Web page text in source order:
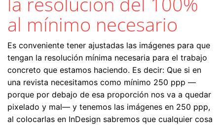
al mínimo necesario
Es conveniente tener ajustadas las imágenes para que
tengan la resolución mínima necesaria para el trabajo
concreto que estamos haciendo. Es decir: Que si en
una revista necesitamos como mínimo 250 ppp —
porque por debajo de esa proporción nos va a quedar
pixelado y mal— y tenemos las imágenes en 250 ppp,
al colocarlas en InDesign sabremos que cualquier cosa